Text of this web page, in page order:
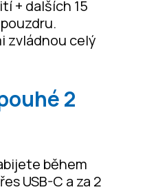
+ dalších 15
zvládnou celý
2
během
USB-C a za 2